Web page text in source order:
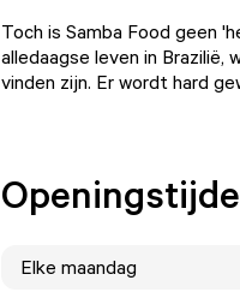
Toch is Samba Food geen
alledaagse leven in
vinden zijn. Er wordt hard
Elke maandag